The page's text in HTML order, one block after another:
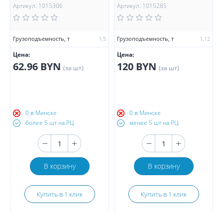
Артикул: 1015306
Грузоподъемность, т 1,5
Цена:
62.96 BYN (за шт)
0 в Минске
более 5 шт на РЦ
В корзину
Купить в 1 клик
Артикул: 1015285
Грузоподъемность, т 1,12
Цена:
120 BYN (за шт)
0 в Минске
менее 5 шт на РЦ
В корзину
Купить в 1 клик